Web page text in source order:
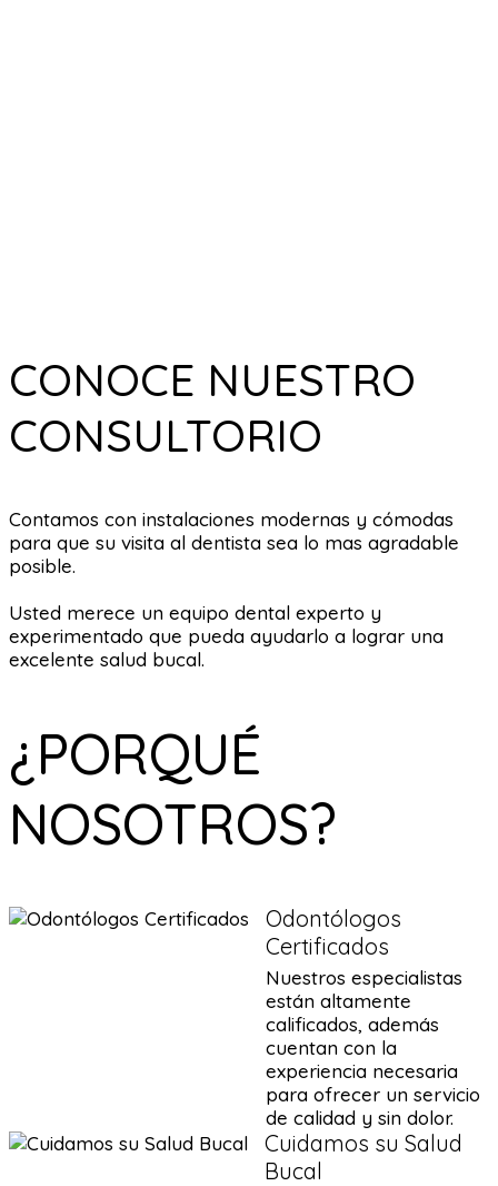
CONOCE NUESTRO
CONSULTORIO
Contamos con instalaciones modernas y cómodas
para que su visita al dentista sea lo mas agradable
posible.
Usted merece un equipo dental experto y
experimentado que pueda ayudarlo a lograr una
excelente salud bucal.
¿PORQUÉ
NOSOTROS?
Odontólogos
Certificados
Nuestros especialistas
están altamente
calificados, además
cuentan con la
experiencia necesaria
para ofrecer un servicio
de calidad y sin dolor.
Cuidamos su Salud
Bucal